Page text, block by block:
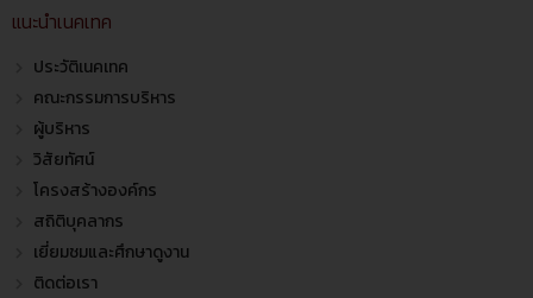
แนะนำเนคเทค
ประวัติเนคเทค
คณะกรรมการบริหาร
ผู้บริหาร
วิสัยทัศน์
โครงสร้างองค์กร
สถิติบุคลากร
เยี่ยมชมและศึกษาดูงาน
ติดต่อเรา